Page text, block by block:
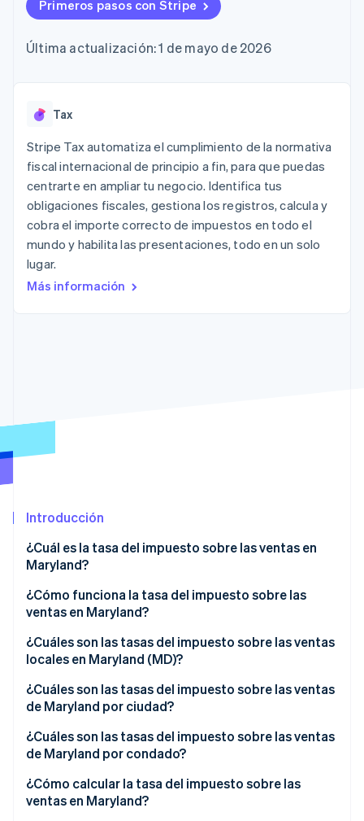
Métodos de
pago
de 125
Authorization
Boost
Optimizaciones
de aceptación
Link
Proceso de
compra
acelerado
Financial
Connections
Datos de ctas.
financieras
vinculadas
Recognition
Automatización
Stripe Sigma
personalizados
criptomoneda
Atlas
Verificación de identidad en línea
Sesiones de Stripe 2026
Mirar ahora
Gestión del dinero
SaaS
Empresas de IA
Economía de los
creadores
Juegos
Hostelería, viajes y ocio
Seguros
Medios de
Organizaciones sin
Servicios
Gestionar
Ofrecer cobro por
consumo
respaldadas por
Recursos
Integraciones de
aplicaciones
desarrolladores
Empresa
producto
Sessions
Contacto
Contacta con ventas
Conviértete en socio
Primeros pasos con Stripe
Última actualización: 1 de mayo de 2026
Tax
Stripe Tax automatiza el cumplimiento de la normativa
fiscal internacional de principio a fin, para que puedas
centrarte en ampliar tu negocio. Identifica tus
obligaciones fiscales, gestiona los registros, calcula y
cobra el importe correcto de impuestos en todo el
mundo y habilita las presentaciones, todo en un solo
lugar.
Más información
Introducción
¿Cuál es la tasa del impuesto sobre las ventas en
Maryland?
Suelen estar sujeto a impuestos
Suelen estar exentos
¿Cómo funciona la tasa del impuesto sobre las
ventas en Maryland?
¿Cuáles son las tasas del impuesto sobre las ventas
locales en Maryland (MD)?
Rango del impuesto sobre las ventas en Maryland
2026
¿Cuáles son las tasas del impuesto sobre las ventas
de Maryland por ciudad?
¿Cuáles son las tasas del impuesto sobre las ventas
de Maryland por condado?
¿Cómo calcular la tasa del impuesto sobre las
ventas en Maryland?